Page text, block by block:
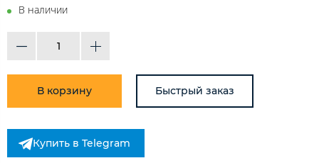
В наличии
В корзину Быстрый заказ
Купить в Telegram